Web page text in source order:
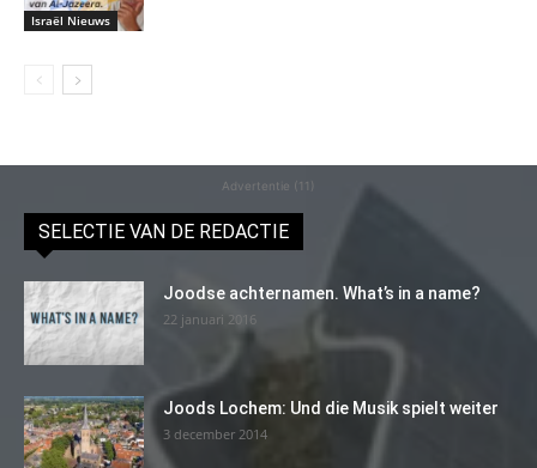
Israël Nieuws
Advertentie (11)
SELECTIE VAN DE REDACTIE
Joodse achternamen. What’s in a name?
22 januari 2016
Joods Lochem: Und die Musik spielt weiter
3 december 2014